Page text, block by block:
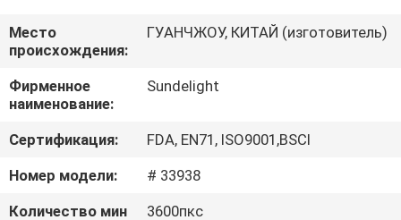
РОЛИКИ
О
КОМПАНИИ
НАША
Место
происхождения:
ГУАНЧЖОУ, КИТАЙ (изготовитель)
Фирменное
наименование:
Sundelight
Сертификация:
FDA, EN71, ISO9001,BSCI
Номер модели:
# 33938
Количество мин
3600пкс